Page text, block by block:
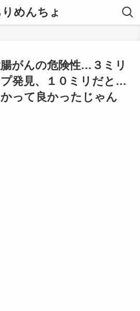
りめんちょ
がんの危険性…３ミリ
発見、１０ミリだと…
って良かったじゃん